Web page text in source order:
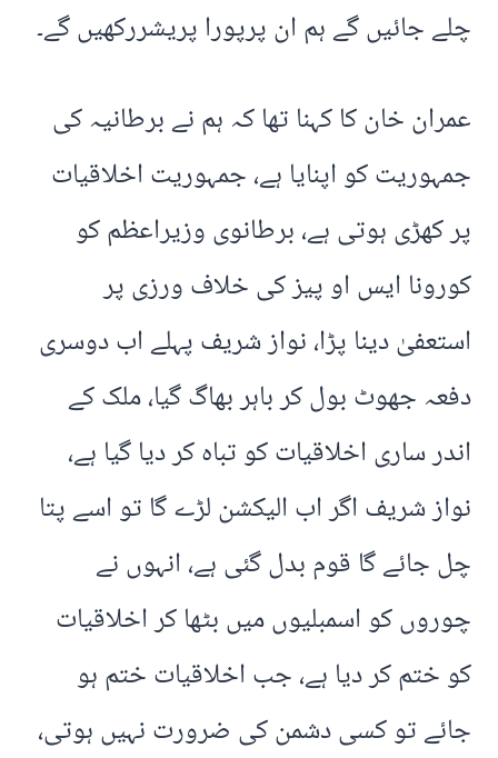
چلے جائیں گے ہم ان پرپورا پریشررکھیں گے۔
عمران خان کا کہنا تھا کہ ہم نے برطانیہ کی
جمہوریت کو اپنایا ہے، جمہوریت اخلاقیات
پر کھڑی ہوتی ہے، برطانوی وزیراعظم کو
کورونا ایس او پیز کی خلاف ورزی پر
استعفیٰ دینا پڑا، نواز شریف پہلے اب دوسری
دفعہ جھوٹ بول کر باہر بھاگ گیا، ملک کے
اندر ساری اخلاقیات کو تباہ کر دیا گیا ہے،
نواز شریف اگر اب الیکشن لڑے گا تو اسے پتا
چل جائے گا قوم بدل گئی ہے، انہوں نے
چوروں کو اسمبلیوں میں بٹھا کر اخلاقیات
کو ختم کر دیا ہے، جب اخلاقیات ختم ہو
جائے تو کسی دشمن کی ضرورت نہیں ہوتی،